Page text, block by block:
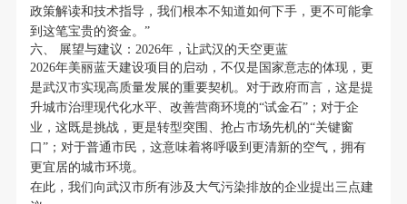
政策解读和技术指导，我们根本不知道如何下手，更不可能拿
到这笔宝贵的资金。”
六、 展望与建议：2026年，让武汉的天空更蓝
2026年美丽蓝天建设项目的启动，不仅是国家意志的体现，更
是武汉市实现高质量发展的重要契机。对于政府而言，这是提
升城市治理现代化水平、改善营商环境的“试金石”；对于企
业，这既是挑战，更是转型突围、抢占市场先机的“关键窗
口”；对于普通市民，这意味着将呼吸到更清新的空气，拥有
更宜居的城市环境。
在此，我们向武汉市所有涉及大气污染排放的企业提出三点建